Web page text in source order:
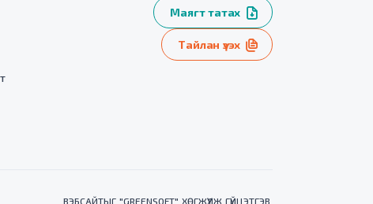
Маягт татах
Тайлан үзэх
ВЭБСАЙТЫГ "GREENSOFT" ХӨГЖҮҮЛЖ ГҮЙЦЭТГЭВ.